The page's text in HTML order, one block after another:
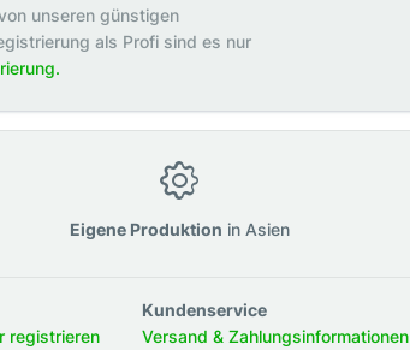
unseren günstigen
als Profi sind es nur
Eigene Produktion in Asien
registrieren
Kundenservice
Versand & Zahlungsinformationen